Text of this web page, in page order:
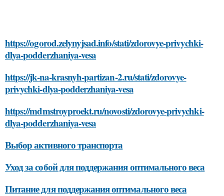
https://ogorod.zelynyjsad.info/stati/zdorovye-privychki-
dlya-podderzhaniya-vesa
https://jk-na-krasnyh-partizan-2.ru/stati/zdorovye-
privychki-dlya-podderzhaniya-vesa
https://mdmstroyproekt.ru/novosti/zdorovye-privychki-
dlya-podderzhaniya-vesa
Выбор активного транспорта
Уход за собой для поддержания оптимального веса
Питание для поддержания оптимального веса